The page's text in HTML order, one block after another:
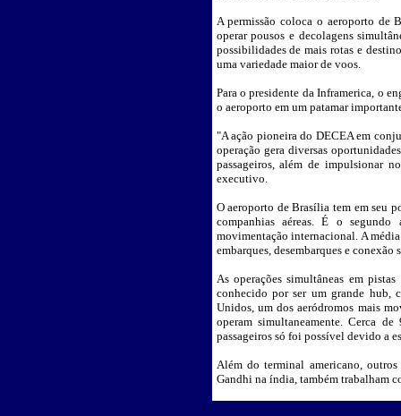
A permissão coloca o aeroporto de
operar pousos e decolagens
possibilidades de mais rotas e
uma variedade maior de voos.
Para o presidente da Inframerica, o
o aeroporto em um patamar
"A ação pioneira do DECEA em
operação gera diversas
passageiros, além de impulsionar
executivo.
O aeroporto de Brasília tem em seu
companhias aéreas. É o
movimentação internacional. A
embarques, desembarques e conexão
As operações simultâneas em
conhecido por ser um grande hub,
Unidos, um dos aeródromos mais
operam simultaneamente. Cerca
passageiros só foi possível devido a
Além do terminal americano,
Gandhi na índia, também trabalham